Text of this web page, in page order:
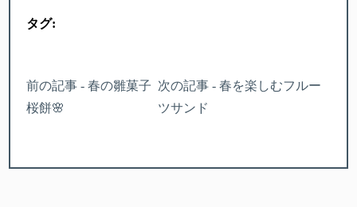
タグ:
前の記事 - 春の雛菓子
桜餅🌸
次の記事 - 春を楽しむフルー
ツサンド